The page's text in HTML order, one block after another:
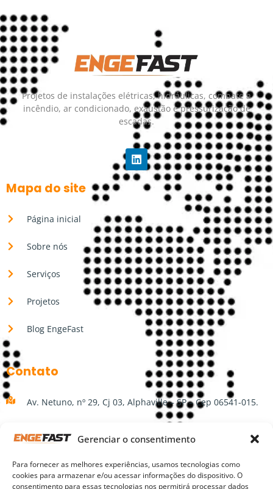
Gerenciar o consentimento
Para fornecer as melhores experiências, usamos tecnologias como
cookies para armazenar e/ou acessar informações do dispositivo. O
consentimento para essas tecnologias nos permitirá processar dados
Projetos de instalações elétricas, hidráulicas, combate a
incêndio, ar condicionado, exaustão e pressurização de
escadas.
Mapa do site
Página inicial
Sobre nós
Serviços
Projetos
Blog EngeFast
Contato
Av. Netuno, nº 29, Cj 03, Alphaville – SP – Cep 06541-015.
engefast@engefast.com.br